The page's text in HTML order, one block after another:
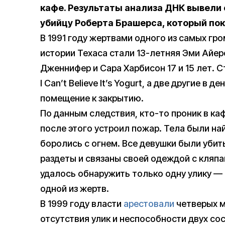
кафе. Результаты анализа ДНК вывели
убийцу Роберта Брашерса, который
В 1991 году жертвами одного из самых
истории Техаса стали 13-летняя Эми
Дженнифер и Сара Харбисон 17 и 15 лет.
I Can’t Believe It’s Yogurt, а две другие в
помещение к закрытию.
По данным следствия, кто-то проник в
после этого устроил пожар. Тела были
боролись с огнем. Все девушки были
раздеты и связаны своей одеждой с
удалось обнаружить только одну улику
одной из жертв.
В 1999 году власти арестовали четверых
отсутствия улик и неспособности двух